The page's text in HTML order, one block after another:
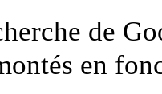
de
en